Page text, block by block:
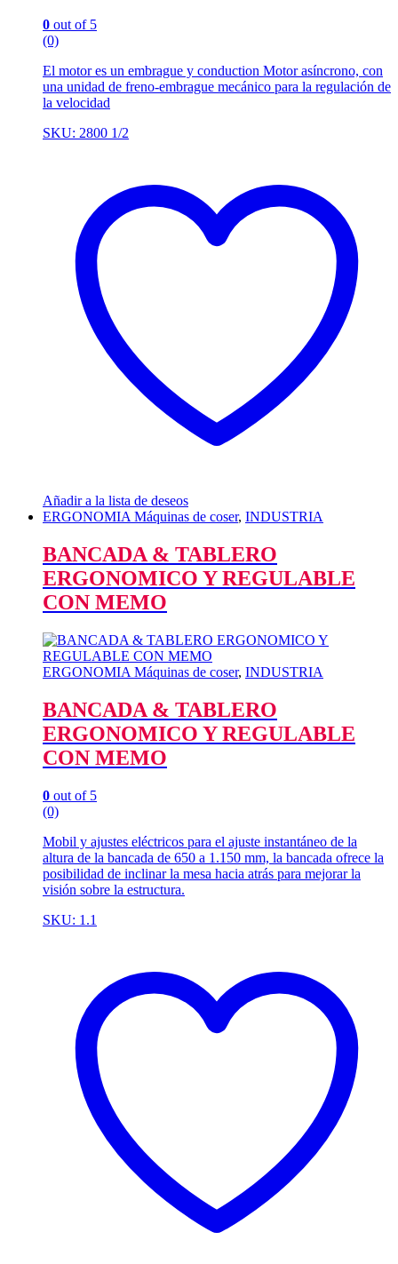
0 out of 5
(0)
El motor es un embrague y conduction Motor asíncrono, con
una unidad de freno-embrague mecánico para la regulación de
la velocidad
SKU: 2800 1/2
Añadir a la lista de deseos
ERGONOMIA Máquinas de coser, INDUSTRIA
BANCADA & TABLERO
ERGONOMICO Y REGULABLE
CON MEMO
ERGONOMIA Máquinas de coser, INDUSTRIA
BANCADA & TABLERO
ERGONOMICO Y REGULABLE
CON MEMO
0 out of 5
(0)
Mobil y ajustes eléctricos para el ajuste instantáneo de la
altura de la bancada de 650 a 1.150 mm, la bancada ofrece la
posibilidad de inclinar la mesa hacia atrás para mejorar la
visión sobre la estructura.
SKU: 1.1